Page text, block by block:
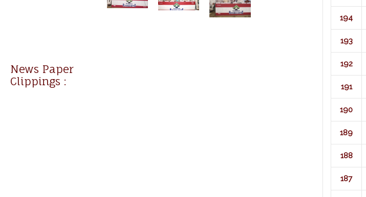
News Paper
Clippings :
194
193
192
191
190
189
188
187